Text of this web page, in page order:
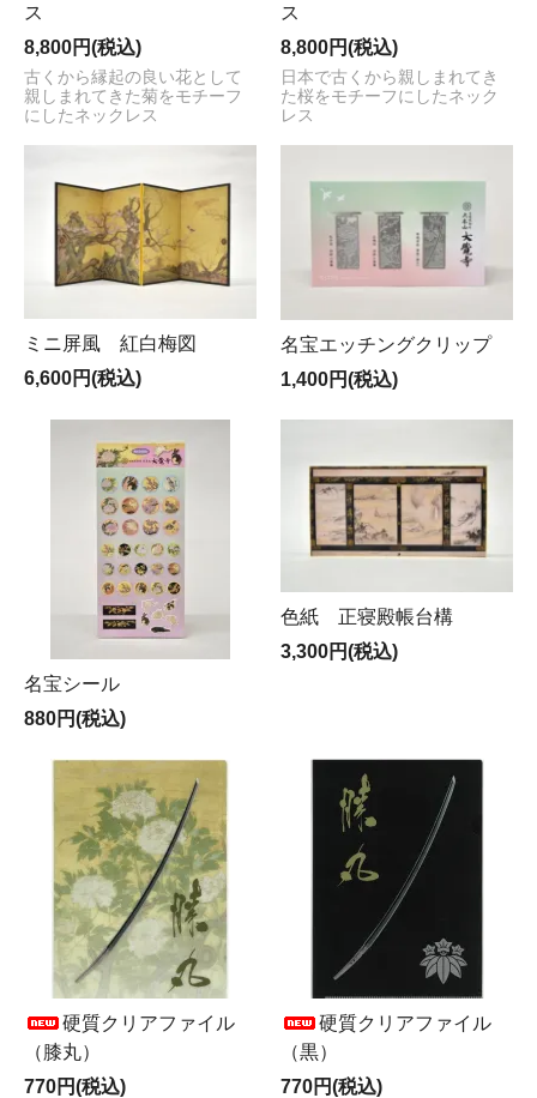
ス
8,800円(税込)
古くから縁起の良い花として
親しまれてきた菊をモチーフ
にしたネックレス
ス
8,800円(税込)
日本で古くから親しまれてき
た桜をモチーフにしたネック
レス
ミニ屏風 紅白梅図
6,600円(税込)
名宝エッチングクリップ
1,400円(税込)
名宝シール
880円(税込)
色紙 正寝殿帳台構
3,300円(税込)
硬質クリアファイル
（膝丸）
770円(税込)
硬質クリアファイル
（黒）
770円(税込)